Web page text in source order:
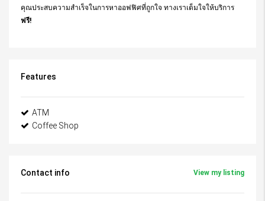
คุณประสบความสำเร็จในการหาออฟฟิศที่ถูกใจ ทางเราเต็มใจให้บริการ
ฟรี!
Features
ATM
Coffee Shop
Contact info View my listing